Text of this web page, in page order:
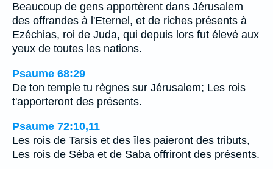
Beaucoup de gens apportèrent dans Jérusalem
des offrandes à l'Eternel, et de riches présents à
Ezéchias, roi de Juda, qui depuis lors fut élevé aux
yeux de toutes les nations.
Psaume 68:29
De ton temple tu règnes sur Jérusalem; Les rois
t'apporteront des présents.
Psaume 72:10,11
Les rois de Tarsis et des îles paieront des tributs,
Les rois de Séba et de Saba offriront des présents.